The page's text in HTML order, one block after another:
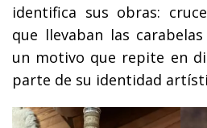
identifica sus obras:
que llevaban las
un motivo que repite en
parte de su identidad